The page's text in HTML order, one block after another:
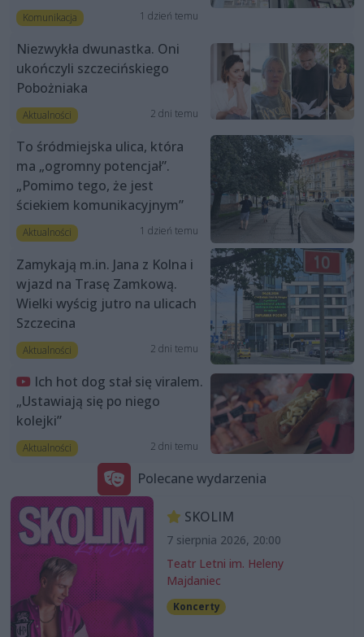
Komunikacja 1 dzień temu
Niezwykła dwunastka. Oni
ukończyli szczecińskiego
Pobożniaka
Aktualności 2 dni temu
To śródmiejska ulica, która
ma „ogromny potencjał”.
„Pomimo tego, że jest
ściekiem komunikacyjnym”
Aktualności 1 dzień temu
Zamykają m.in. Jana z Kolna i
wjazd na Trasę Zamkową.
Wielki wyścig jutro na ulicach
Szczecina
Aktualności 2 dni temu
Ich hot dog stał się viralem.
„Ustawiają się po niego
kolejki”
Aktualności 2 dni temu
Polecane wydarzenia
SKOLIM
7 sierpnia 2026, 20:00
Teatr Letni im. Heleny
Majdaniec
Koncerty